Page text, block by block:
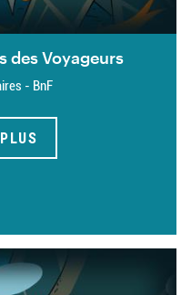
des Voyageurs
- BnF